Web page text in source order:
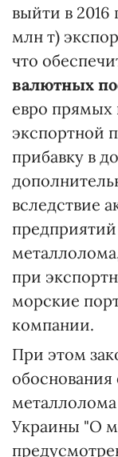
выйти в
млн т)
что
валютных
евро прямых
экспортной
прибавку в
вследствие
предприятий
при
морские
компании.
При этом
обоснования
металлолома
Украины "О